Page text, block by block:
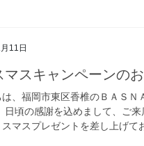
11日
マスキャンペーンの
は、福岡市東区香椎のＢＡＳ
日頃の感謝を込めまして、ご
スマスプレゼントを差し上げ